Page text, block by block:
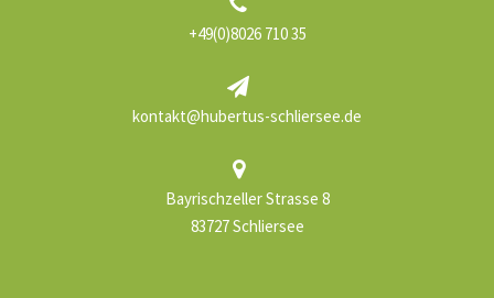
+49(0)8026 710 35
kontakt@hubertus-schliersee.de
Bayrischzeller Strasse 8
83727 Schliersee